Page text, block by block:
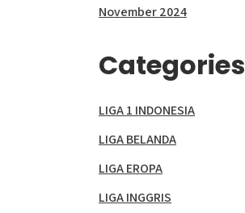
November 2024
Categories
LIGA 1 INDONESIA
LIGA BELANDA
LIGA EROPA
LIGA INGGRIS